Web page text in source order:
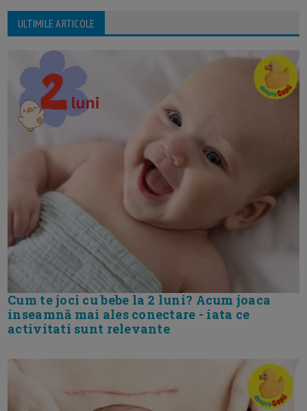
ULTIMILE ARTICOLE
Cum te joci cu bebe la 2 luni? Acum joaca
inseamnă mai ales conectare - iata ce
activitati sunt relevante